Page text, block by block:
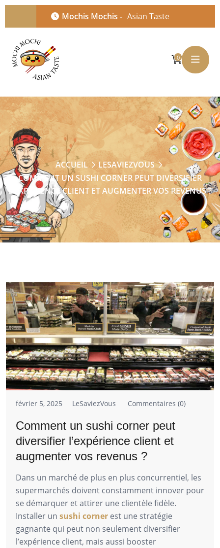
Mochis Mochis - Asian Taste
0
ACCUEIL
LESAVIEZVOUS
COMMENT UN SUSHI CORNER PEUT DIVERSIFIER
L’EXPÉRIENCE CLIENT ET AUGMENTER VOS REVENUS ?
février 5, 2025 LeSaviezVous Commentaires (0)
Comment un sushi corner peut
diversifier l’expérience client et
augmenter vos revenus ?
Dans un marché de plus en plus concurrentiel, les
supermarchés doivent constamment innover pour
se démarquer et attirer une clientèle fidèle.
Installer un sushi corner est une stratégie
gagnante qui peut non seulement diversifier
l’expérience client, mais aussi booster